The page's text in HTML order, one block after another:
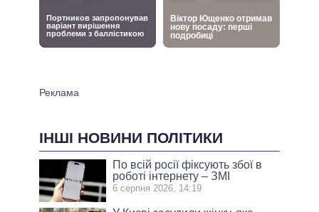
ІНШІ НОВИНИ ПОЛІТИКИ
По всій росії фіксують збої в
роботі інтернету – ЗМІ
6 серпня 2026, 14:19